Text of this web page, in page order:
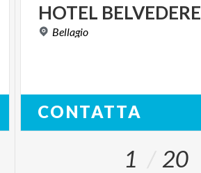
HOTEL BELVEDERE
Bellagio
CONTATTA
1 20